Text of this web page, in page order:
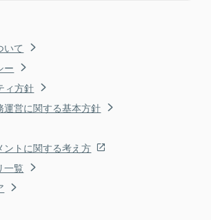
いて
ー
ィ方針
運営に関する基本方針
ントに関する考え方
一覧